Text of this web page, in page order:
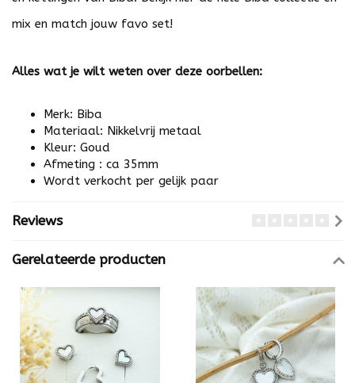
mix en match jouw favo set!
Alles wat je wilt weten over deze oorbellen:
Merk: Biba
Materiaal: Nikkelvrij metaal
Kleur: Goud
Afmeting : ca 35mm
Wordt verkocht per gelijk paar
Reviews
Gerelateerde producten